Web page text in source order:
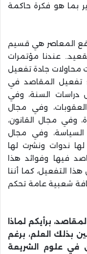
بما هو فكرة حاكمة
المعاصر هي قسيم
عندنا مؤتمرات
محاولات جادة تفعيل
تفعيل المقاصد في
دراسات السنة، وفي
وفي مجال
وفي مجال القانون،
وفي مجال
ندوات ونشرت لها
فيها وفوائد هذا
التفعيل، كما أننا
شعبية عامة تحكم
برأيكم لماذا
بذلك العلم، برغم
في علوم الشريعة